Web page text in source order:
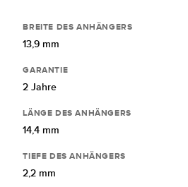
BREITE DES ANHÄNGERS
13,9 mm
GARANTIE
2 Jahre
LÄNGE DES ANHÄNGERS
14,4 mm
TIEFE DES ANHÄNGERS
2,2 mm